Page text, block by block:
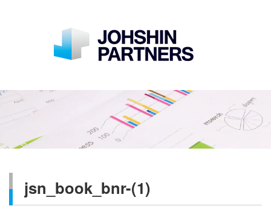
jsn_book_bnr-(1)